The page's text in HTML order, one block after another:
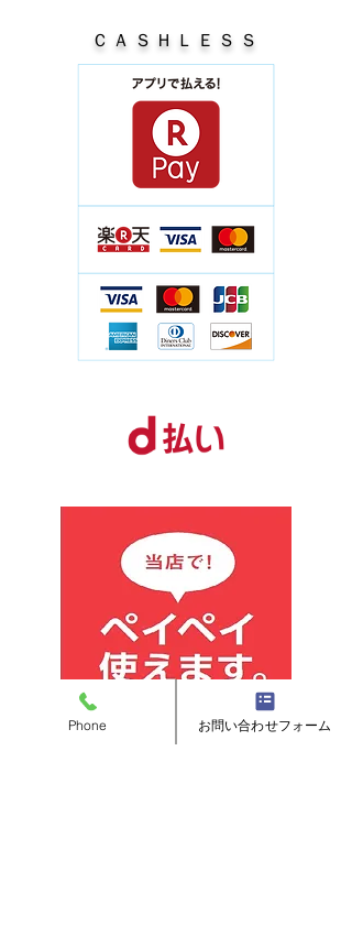
ＣＡＳＨＬＥＳＳ
Phone お問い合わせフォーム